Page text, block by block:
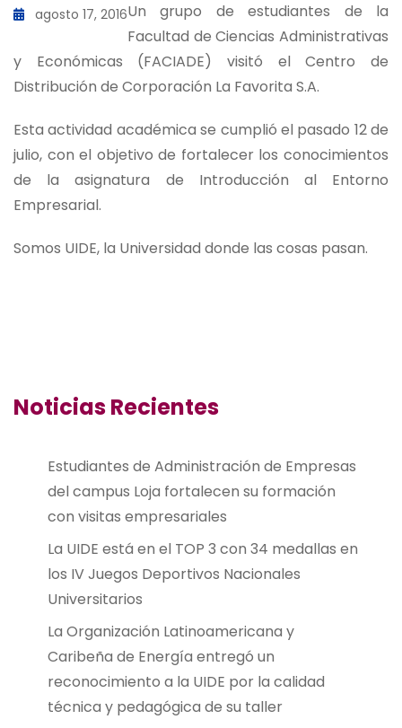
agosto 17, 2016Un grupo de estudiantes de la
Facultad de Ciencias Administrativas
y Económicas (FACIADE) visitó el Centro de
Distribución de Corporación La Favorita S.A.
Esta actividad académica se cumplió el pasado 12 de
julio, con el objetivo de fortalecer los conocimientos
de la asignatura de Introducción al Entorno
Empresarial.
Somos UIDE, la Universidad donde las cosas pasan.
Noticias Recientes
Estudiantes de Administración de Empresas
del campus Loja fortalecen su formación
con visitas empresariales
La UIDE está en el TOP 3 con 34 medallas en
los IV Juegos Deportivos Nacionales
Universitarios
La Organización Latinoamericana y
Caribeña de Energía entregó un
reconocimiento a la UIDE por la calidad
técnica y pedagógica de su taller